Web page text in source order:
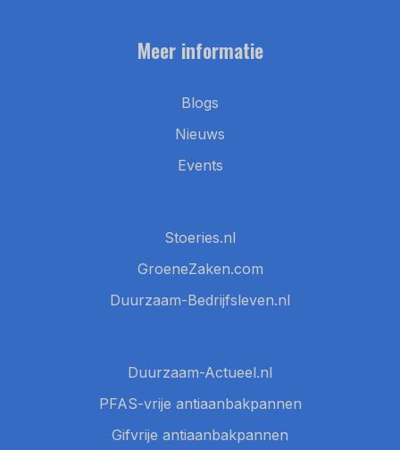
Meer informatie
Blogs
Nieuws
Events
Stoeries.nl
GroeneZaken.com
Duurzaam-Bedrijfsleven.nl
Duurzaam-Actueel.nl
PFAS-vrije antiaanbakpannen
Gifvrije antiaanbakpannen